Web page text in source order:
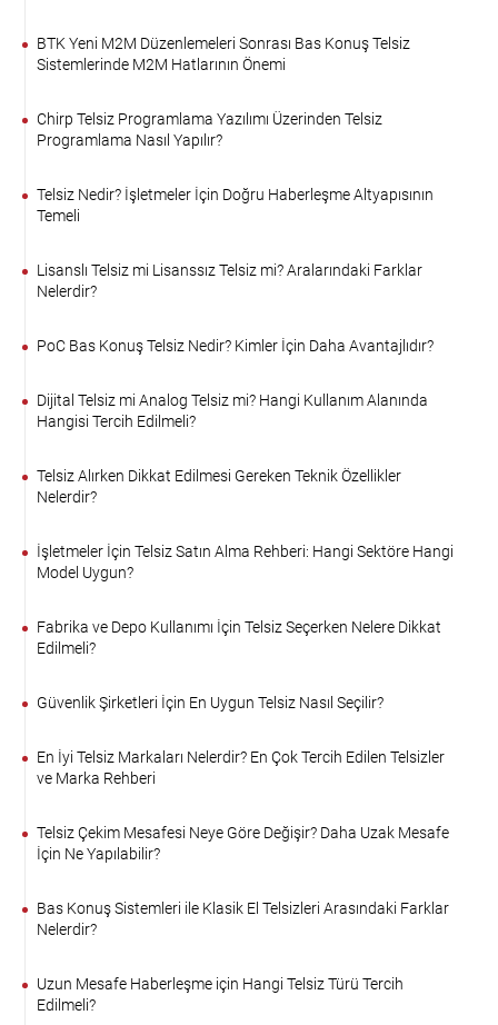
BTK Yeni M2M Düzenlemeleri Sonrası Bas Konuş Telsiz
Sistemlerinde M2M Hatlarının Önemi
Chirp Telsiz Programlama Yazılımı Üzerinden Telsiz
Programlama Nasıl Yapılır?
Telsiz Nedir? İşletmeler İçin Doğru Haberleşme Altyapısının
Temeli
Lisanslı Telsiz mi Lisanssız Telsiz mi? Aralarındaki Farklar
Nelerdir?
PoC Bas Konuş Telsiz Nedir? Kimler İçin Daha Avantajlıdır?
Dijital Telsiz mi Analog Telsiz mi? Hangi Kullanım Alanında
Hangisi Tercih Edilmeli?
Telsiz Alırken Dikkat Edilmesi Gereken Teknik Özellikler
Nelerdir?
İşletmeler İçin Telsiz Satın Alma Rehberi: Hangi Sektöre Hangi
Model Uygun?
Fabrika ve Depo Kullanımı İçin Telsiz Seçerken Nelere Dikkat
Edilmeli?
Güvenlik Şirketleri İçin En Uygun Telsiz Nasıl Seçilir?
En İyi Telsiz Markaları Nelerdir? En Çok Tercih Edilen Telsizler
ve Marka Rehberi
Telsiz Çekim Mesafesi Neye Göre Değişir? Daha Uzak Mesafe
İçin Ne Yapılabilir?
Bas Konuş Sistemleri ile Klasik El Telsizleri Arasındaki Farklar
Nelerdir?
Uzun Mesafe Haberleşme için Hangi Telsiz Türü Tercih
Edilmeli?